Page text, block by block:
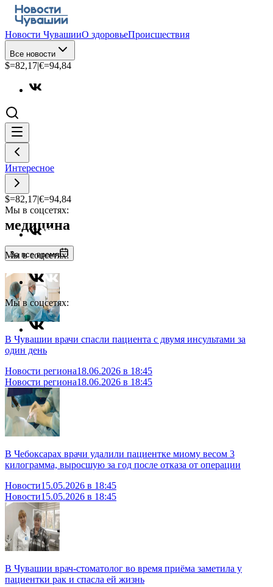
Новости ЧувашииО здоровьеПроисшествия
Все новости
$=82,17|€=94,84
Интересное
$=82,17|€=94,84
Мы в соцсетях:
Мы в соцсетях:
Мы в соцсетях:
медицина
За все время
В Чувашии врачи спасли пациента с двумя инсультами за
один день
Новости региона18.06.2026 в 18:45
Новости региона18.06.2026 в 18:45
В Чебоксарах врачи удалили пациентке миому весом 3
килограмма, выросшую за год после отказа от операции
Новости15.05.2026 в 18:45
Новости15.05.2026 в 18:45
В Чувашии врач-стоматолог во время приёма заметила у
пациентки рак и спасла ей жизнь